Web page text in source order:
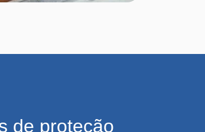
de proteção